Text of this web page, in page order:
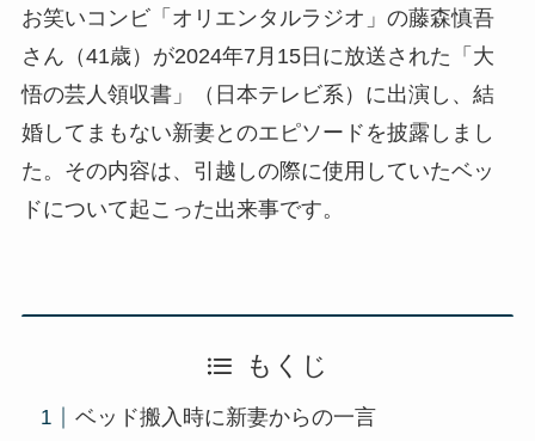
お笑いコンビ「オリエンタルラジオ」の藤森慎吾
さん（41歳）が2024年7月15日に放送された「大
悟の芸人領収書」（日本テレビ系）に出演し、結
婚してまもない新妻とのエピソードを披露しまし
た。その内容は、引越しの際に使用していたベッ
ドについて起こった出来事です。
もくじ
ベッド搬入時に新妻からの一言